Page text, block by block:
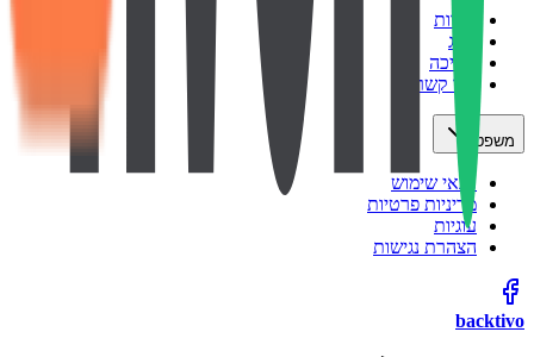
אודות
בלוג
תמיכה
צור קשר
משפטי
תנאי שימוש
מדיניות פרטיות
עוגיות
הצהרת נגישות
backtivo